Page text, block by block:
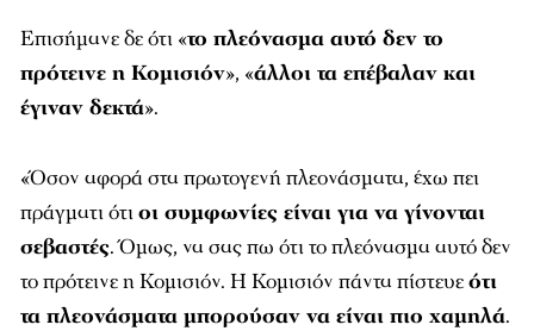
Επισήμανε δε ότι «το πλεόνασμα αυτό δεν το
πρότεινε η Κομισιόν», «άλλοι τα επέβαλαν και
έγιναν δεκτά».
«Όσον αφορά στα πρωτογενή πλεονάσματα, έχω πει
πράγματι ότιοι συμφωνίες είναι για να γίνονται
σεβαστές. Όμως, να σας πω ότι το πλεόνασμα αυτό δεν
το πρότεινε η Κομισιόν. Η Κομισιόν πάντα πίστευεότι
τα πλεονάσματα μπορούσαν να είναι πιο χαμηλά.